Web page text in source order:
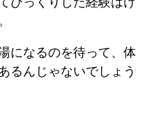
になるのを待って、体
るんじゃないでしょう